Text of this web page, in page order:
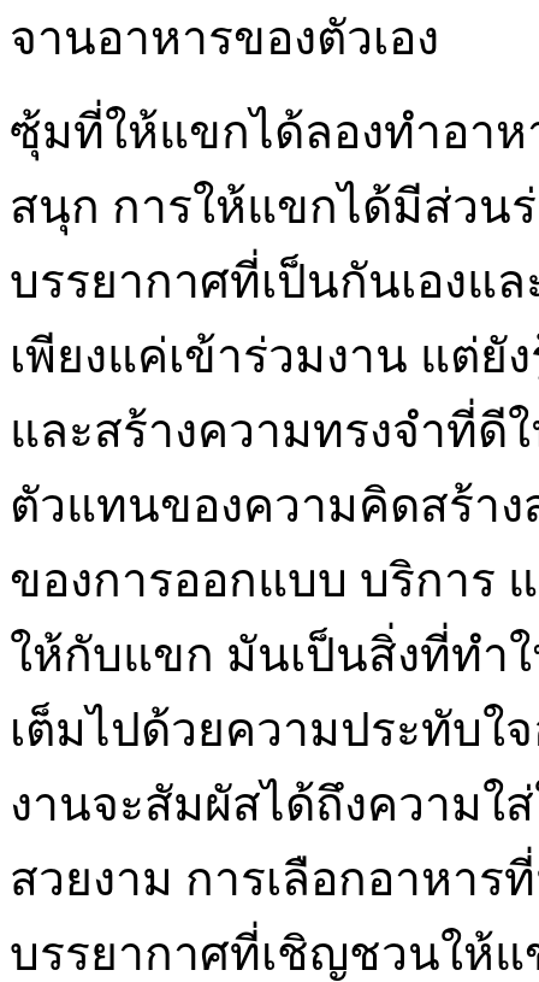
จานอาหารของตัวเอง
ซุ้มที่ให้แขกได้ลองทำอาห
สนุก การให้แขกได้มีส่วน
บรรยากาศที่เป็นกันเอง
เพียงแค่เข้าร่วมงาน แต่ยั
และสร้างความทรงจำที่ดี
ตัวแทนของความคิดสร้า
ของการออกแบบ บริการ
ให้กับแขก มันเป็นสิ่งที่ทำ
เต็มไปด้วยความประทับ
งานจะสัมผัสได้ถึงความ
สวยงาม การเลือกอาหา
บรรยากาศที่เชิญชวนให้